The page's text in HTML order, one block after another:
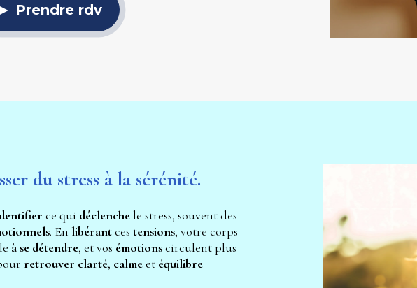
► Prendre rdv
du stress à la sérénité.
ce qui déclenche
. En libérant ces tensions, votre corps
à se détendre, et vos émotions
retrouver clarté, calme et équilibre